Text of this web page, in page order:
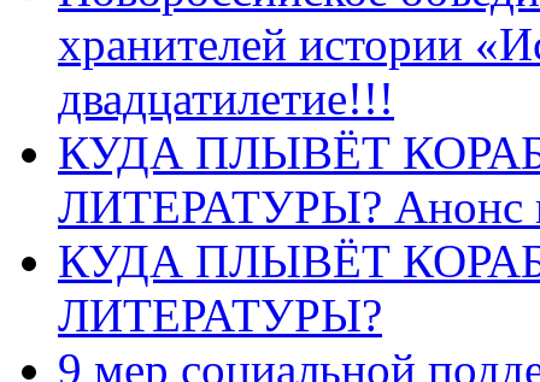
хранителей истории
двадцатилетие!!!
КУДА ПЛЫВЁТ
ЛИТЕРАТУРЫ? Анонс
КУДА ПЛЫВЁТ
ЛИТЕРАТУРЫ?
9 мер социальной